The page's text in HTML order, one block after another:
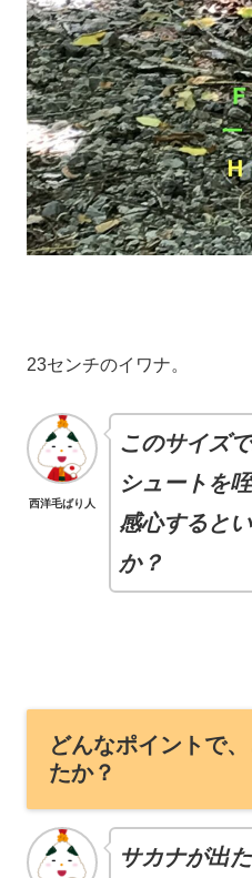
23センチのイワナ。
西洋毛ばり人
このサイズ
シュートを
感心すると
か？
どんなポイントで
たか？
サカナが出